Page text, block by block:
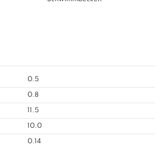
0.5
0.8
11.5
10.0
0.14